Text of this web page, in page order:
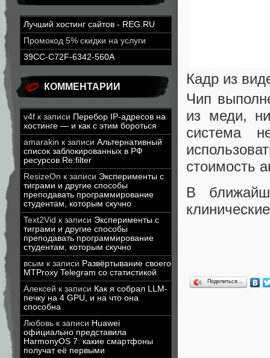
Лучший хостинг сайтов - REG.RU
Промокод 5% скидки на услуги
39CC-C72F-6342-560A
КОММЕНТАРИИ
v4f к записи Перебор IP-адресов на
хостинге — и как с этим бороться
amarakin к записи Альтернативный
список заблокированных в РФ
ресурсов Re:filter
ResizeOn к записи Эксперименты с
тиграми и другие способы
преподавать программирование
студентам, которым скучно
Text2Vid к записи Эксперименты с
тиграми и другие способы
преподавать программирование
студентам, которым скучно
всым к записи Развёртывание своего
MTProxy Telegram со статистикой
Алексей к записи Как я собрал LLM-
печку на 4 GPU, и на что она
способна
Любовь к записи Huawei
официально представила
HarmonyOS 7: какие смартфоны
получат её первыми
Кадр из
Чип
из меди,
система
стоимость
В
Поделиться…